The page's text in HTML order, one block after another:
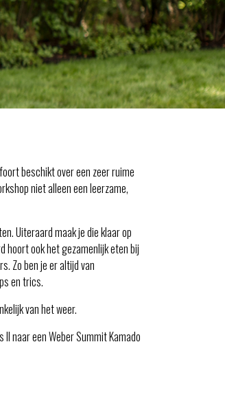
beschikt over een zeer ruime
niet alleen een leerzame,
Uiteraard maak je die klaar op
hoort ook het gezamenlijk eten bij
Zo ben je er altijd van
en trics.
van het weer.
naar een Weber Summit Kamado